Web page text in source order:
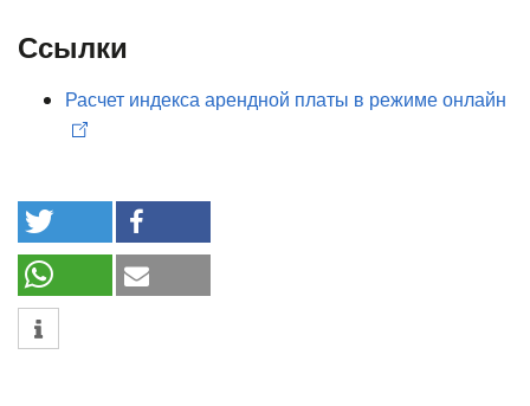
Ссылки
Расчет индекса арендной платы в режиме онлайн